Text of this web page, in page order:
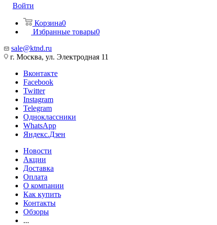
Войти
Корзина0
Избранные товары0
sale@ktnd.ru
г. Москва, ул. Электродная 11
Вконтакте
Facebook
Twitter
Instagram
Telegram
Одноклассники
WhatsApp
Яндекс.Дзен
Новости
Акции
Доставка
Оплата
О компании
Как купить
Контакты
Обзоры
...